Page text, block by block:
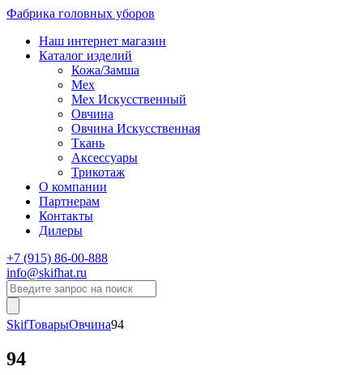
Фабрика головных уборов
Наш интернет магазин
Каталог изделий
Кожа/Замша
Мех
Мех Искусственный
Овчина
Овчина Искусственная
Ткань
Аксессуары
Трикотаж
О компании
Партнерам
Контакты
Дилеры
+7 (915) 86-00-888
info@skifhat.ru
SkifТоварыОвчина94
94